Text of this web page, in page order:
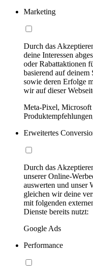
Marketing
Durch das
deine Interessen
oder Rabattaktionen
basierend auf
sowie deren Erfolge
wir auf dieser
Meta-Pixel,
Erweitertes
Durch das
unserer Online-
auswerten und unser
gleichen wir deine
mit folgenden
Dienste bereits nutzt:
Google Ads
Performance